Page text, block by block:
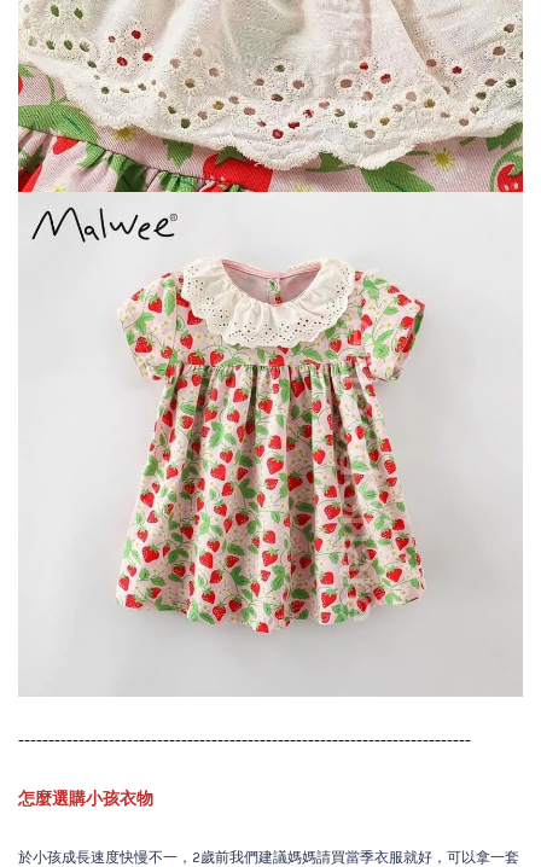
---------------------------------------------------------------------------
怎麼選購小孩衣物
於小孩成長速度快慢不一，2歲前我們建議媽媽請買當季衣服就好，可以拿一套